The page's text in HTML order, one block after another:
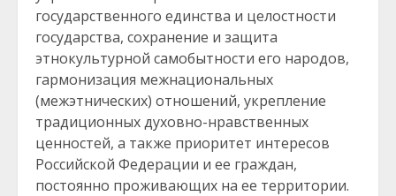
государственного единства и целостности
государства, сохранение и защита
этнокультурной самобытности его народов,
гармонизация межнациональных
(межэтнических) отношений, укрепление
традиционных духовно-нравственных
ценностей, а также приоритет интересов
Российской Федерации и ее граждан,
постоянно проживающих на ее территории.